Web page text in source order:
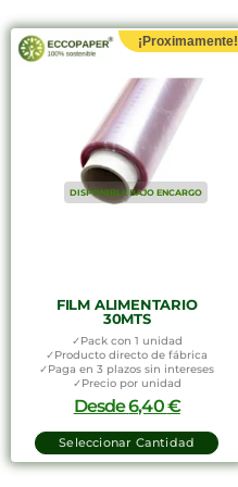
¡Proximamente!
DISPONIBLE BAJO ENCARGO
FILM ALIMENTARIO
30MTS
✓Pack con 1 unidad
✓Producto directo de fábrica
✓Paga en 3 plazos sin intereses
✓Precio por unidad
Desde6,40€
Seleccionar Cantidad